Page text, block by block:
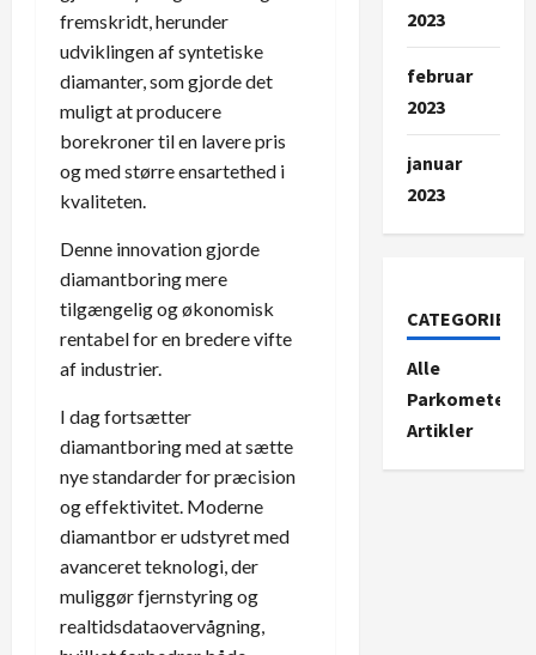
fremskridt, herunder
udviklingen af syntetiske
diamanter, som gjorde det
muligt at producere
borekroner til en lavere pris
og med større ensartethed i
kvaliteten.
Denne innovation gjorde
diamantboring mere
tilgængelig og økonomisk
rentabel for en bredere vifte
af industrier.
I dag fortsætter
diamantboring med at sætte
nye standarder for præcision
og effektivitet. Moderne
diamantbor er udstyret med
avanceret teknologi, der
muliggør fjernstyring og
realtidsdataovervågning,
2023
februar
2023
januar
2023
CATEGORIES
Alle
Parkometer-
Artikler